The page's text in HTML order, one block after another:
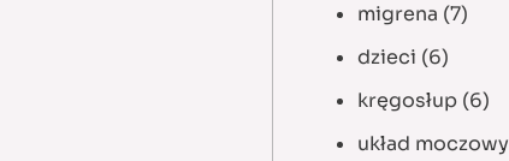
migrena (7)
dzieci (6)
kręgosłup (6)
układ moczowy